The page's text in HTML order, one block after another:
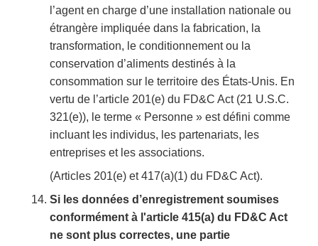
l’agent en charge d’une installation nationale ou
étrangère impliquée dans la fabrication, la
transformation, le conditionnement ou la
conservation d’aliments destinés à la
consommation sur le territoire des États-Unis. En
vertu de l’article 201(e) du FD&C Act (21 U.S.C.
321(e)), le terme « Personne » est défini comme
incluant les individus, les partenariats, les
entreprises et les associations.
(Articles 201(e) et 417(a)(1) du FD&C Act).
Si les données d’enregistrement soumises
conformément à l'article 415(a) du FD&C Act
ne sont plus correctes, une partie